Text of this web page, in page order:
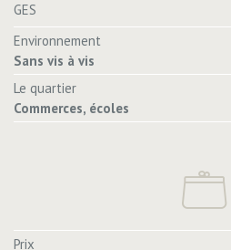
GES
Environnement
Sans vis à vis
Le quartier
Commerces, écoles
Prix